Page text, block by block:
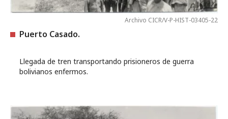
Archivo CICR/V-P-HIST-03405-22
Puerto Casado.
Llegada de tren transportando prisioneros de guerra
bolivianos enfermos.